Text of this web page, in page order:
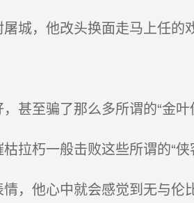
城，他改头换面走马上任的
甚至骗了那么多所谓的“金叶
拉朽一般击败这些所谓的“侠
，他心中就会感觉到无与伦